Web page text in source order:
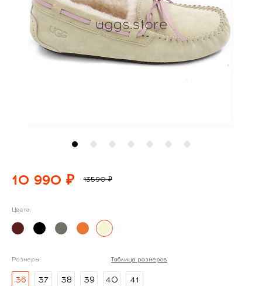
10 990 ₽ 13590 ₽
Цвета:
Размеры: Таблица размеров
36 37 38 39 40 41